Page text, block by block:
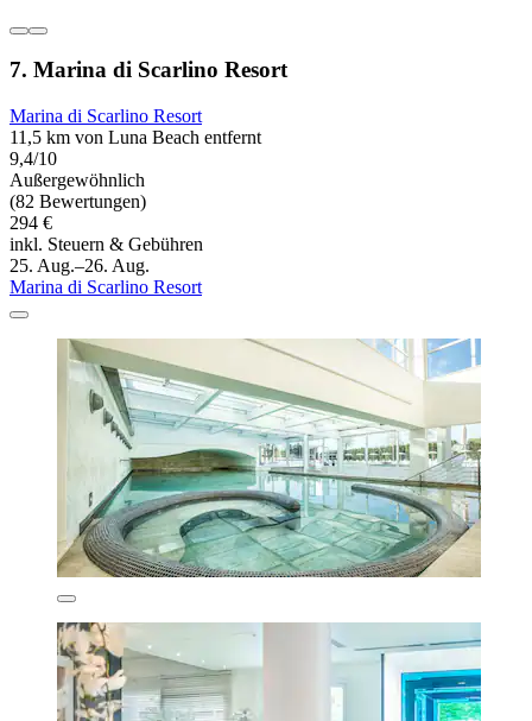
7. Marina di Scarlino Resort
Marina di Scarlino Resort
11,5 km von Luna Beach entfernt
9,4/10
Außergewöhnlich
(82 Bewertungen)
294 €
inkl. Steuern & Gebühren
25. Aug.–26. Aug.
Marina di Scarlino Resort